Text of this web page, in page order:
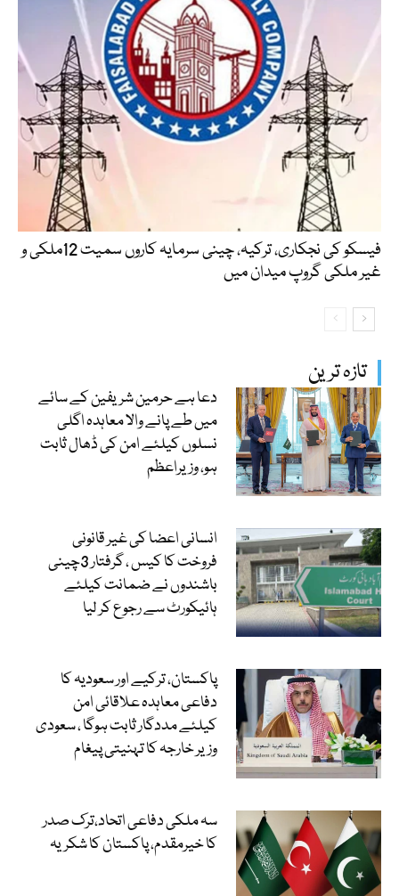
تازہ ترین
دعا ہے حرمین شریفین کے سائے
میں طے پانے والا معاہدہ اگلی
نسلوں کیلئے امن کی ڈھال ثابت
ہو، وزیراعظم
انسانی اعضا کی غیر قانونی
فروخت کا کیس ، گرفتار 3چینی
باشندوں نے ضمانت کیلئے
ہائیکورٹ سے رجوع کر لیا
پاکستان، ترکیے اور سعودیہ کا
دفاعی معاہدہ علاقائی امن
کیلئے مددگار ثابت ہوگا ، سعودی
وزیر خارجہ کا تہنیتی پیغام
سہ ملکی دفاعی اتحاد،ترک صدر
کا خیرمقدم، پاکستان کا شکریہ
فیسکو کی نجکاری، ترکیہ، چینی سرمایہ کاروں سمیت 12ملکی و
غیر ملکی گروپ میدان میں